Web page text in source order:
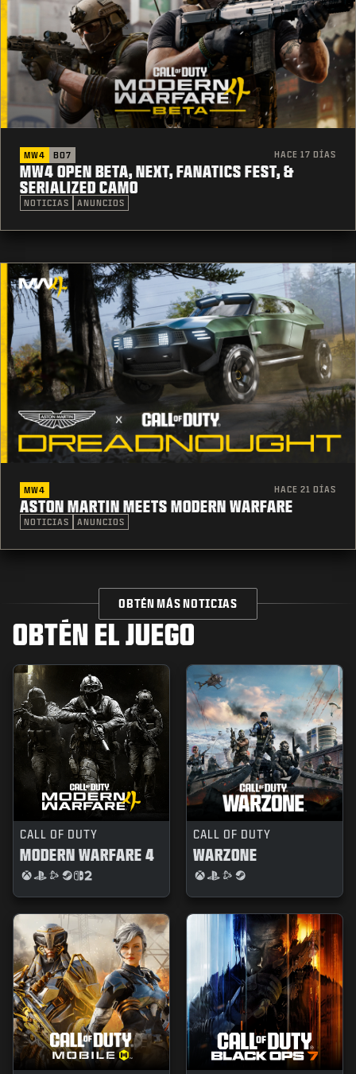
MW4 BO7 HACE 17 DÍAS
MW4 OPEN BETA, NEXT, FANATICS FEST, &
SERIALIZED CAMO
NOTICIAS ANUNCIOS
MW4 HACE 21 DÍAS
ASTON MARTIN MEETS MODERN WARFARE
NOTICIAS ANUNCIOS
OBTÉN MÁS NOTICIAS
OBTÉN EL JUEGO
CALL OF DUTY
MODERN WARFARE 4
CALL OF DUTY
WARZONE